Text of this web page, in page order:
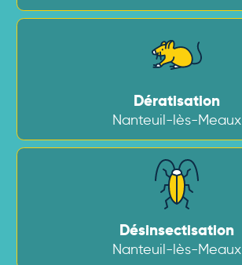
Dératisation
Nanteuil-lès-Meaux
Désinsectisation
Nanteuil-lès-Meaux